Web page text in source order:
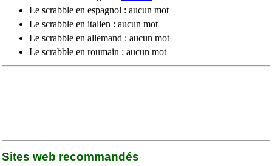
Le scrabble en espagnol : aucun mot
Le scrabble en italien : aucun mot
Le scrabble en allemand : aucun mot
Le scrabble en roumain : aucun mot
Sites web recommandés